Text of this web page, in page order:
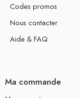
Codes promos
Nous contacter
Aide & FAQ
Ma commande